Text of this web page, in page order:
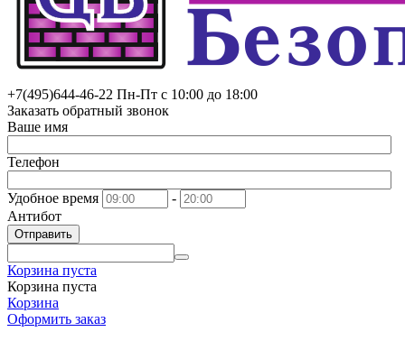
+7(495)644-46-22 Пн-Пт с 10:00 до 18:00
Заказать обратный звонок
Ваше имя
Телефон
Удобное время
-
Антибот
Отправить
Корзина пуста
Корзина пуста
Корзина
Оформить заказ